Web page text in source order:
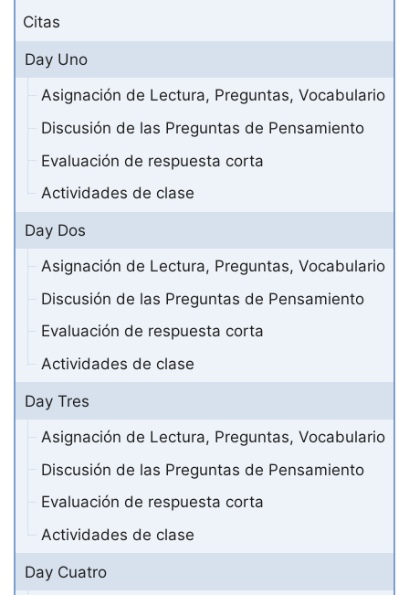
Citas
Day Uno
Asignación de Lectura, Preguntas, Vocabulario
Discusión de las Preguntas de Pensamiento
Evaluación de respuesta corta
Actividades de clase
Day Dos
Asignación de Lectura, Preguntas, Vocabulario
Discusión de las Preguntas de Pensamiento
Evaluación de respuesta corta
Actividades de clase
Day Tres
Asignación de Lectura, Preguntas, Vocabulario
Discusión de las Preguntas de Pensamiento
Evaluación de respuesta corta
Actividades de clase
Day Cuatro